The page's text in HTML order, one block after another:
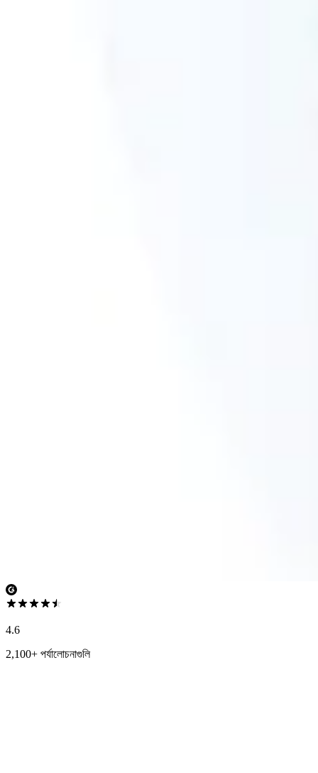
4.6
2,100+ পর্যালোচনাগুলি